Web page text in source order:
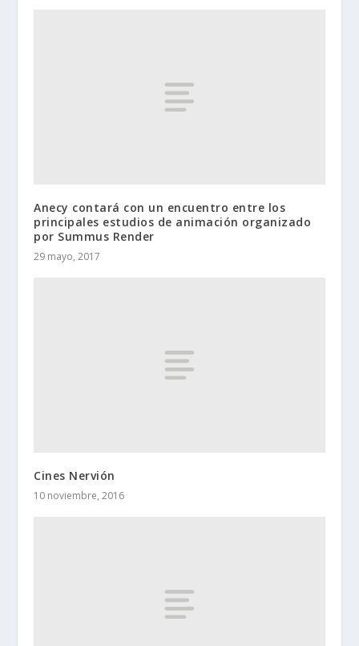
Anecy contará con un encuentro entre los
principales estudios de animación organizado
por Summus Render
29 mayo, 2017
Cines Nervión
10 noviembre, 2016